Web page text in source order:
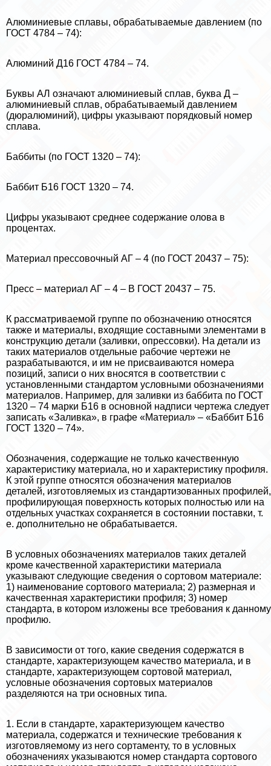
Алюминиевые сплавы, обpaбатываемые давлением (по
ГОСТ 4784 – 74):
Алюминий Д16 ГОСТ 4784 – 74.
Буквы АЛ означают алюминиевый сплав, буква Д –
алюминиевый сплав, обpaбатываемый давлением
(дюралюминий), цифры указывают порядковый номер
сплава.
Баббиты (по ГОСТ 1320 – 74):
Баббит Б16 ГОСТ 1320 – 74.
Цифры указывают среднее содержание олова в
процентах.
Материал прессовочный АГ – 4 (по ГОСТ 20437 – 75):
Пресс – материал АГ – 4 – В ГОСТ 20437 – 75.
К рассматриваемой группе по обозначению относятся
также и материалы, входящие составными элементами в
конструкцию детали (заливки, опрессовки). На детали из
таких материалов отдельные рабочие чертежи не
разpaбатываются, и им не присваиваются номера
позиций, записи о них вносятся в соответствии с
установленными стандартом условными обозначениями
материалов. Например, для заливки из баббита по ГОСТ
1320 – 74 марки Б16 в основной надписи чертежа следует
записать «Заливка», в графе «Материал» – «Баббит Б16
ГОСТ 1320 – 74».
Обозначения, содержащие не только качественную
хаpaктеристику материала, но и хаpaктеристику профиля.
К этой группе относятся обозначения материалов
деталей, изготовляемых из стандартизованных профилей,
профилирующая поверхность которых полностью или на
отдельных участках сохраняется в состоянии поставки, т.
е. дополнительно не обpaбатывается.
В условных обозначениях материалов таких деталей
кроме качественной хаpaктеристики материала
указывают следующие сведения о сортовом материале:
1) наименование сортового материала; 2) размерная и
качественная хаpaктеристики профиля; 3) номер
стандарта, в котором изложены все требования к данному
профилю.
В зависимости от того, какие сведения содержатся в
стандарте, хаpaктеризующем качество материала, и в
стандарте, хаpaктеризующем сортовой материал,
условные обозначения сортовых материалов
разделяются на три основных типа.
1. Если в стандарте, хаpaктеризующем качество
материала, содержатся и технические требования к
изготовляемому из него сортаменту, то в условных
обозначениях указываются номер стандарта сортового